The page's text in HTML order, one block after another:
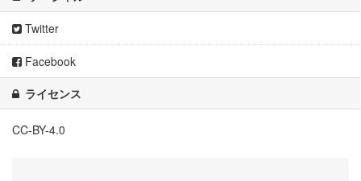
Twitter
Facebook
ライセンス
CC-BY-4.0